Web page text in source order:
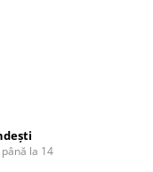
la 14